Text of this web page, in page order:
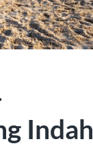
Indah